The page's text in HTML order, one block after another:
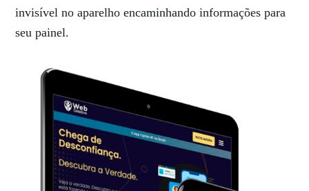
invisível no aparelho encaminhando informações para
seu painel.